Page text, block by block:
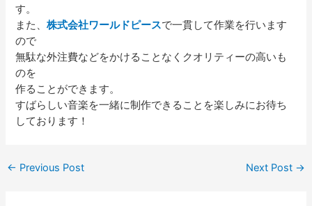
す。
また、株式会社ワールドピースで一貫して作業を行います
ので
無駄な外注費などをかけることなくクオリティーの高いも
のを
作ることができます。
すばらしい音楽を一緒に制作できることを楽しみにお待ち
しております！
← Previous Post Next Post →